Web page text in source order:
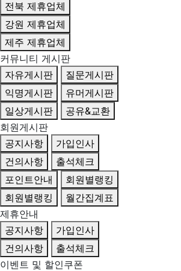
전북 제휴업체
강원 제휴업체
제주 제휴업체
커뮤니티 게시판
자유게시판
질문게시판
익명게시판
유머게시판
일상게시판
공유&교환
회원게시판
공지사항
가입인사
건의사항
출석체크
포인트안내
회원별랭킹
회원별랭킹
월간집계표
제휴안내
공지사항
가입인사
건의사항
출석체크
이벤트 및 할인쿠폰